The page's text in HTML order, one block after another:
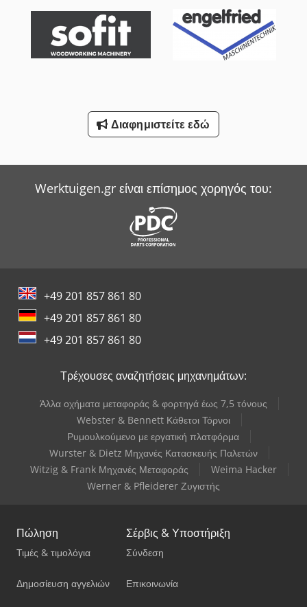
Sack & Kiesselbach Πρέσες Μεταφοράς
Weima Hacker
Witzig & Frank Μηχανές Μεταφοράς
Wurster & Dietz Μηχανές Κατασκευής Παλετών
Yale Picker
Διαφημιστείτε εδώ
Werktuigen.gr είναι επίσημος χορηγός του:
+49 201 857 861 80
+49 201 857 861 80
+49 201 857 861 80
Τρέχουσες αναζητήσεις μηχανημάτων:
Άλλα οχήματα μεταφοράς & φορτηγά έως 7,5 τόνους
Webster & Bennett Κάθετοι Τόρνοι
Ρυμουλκούμενο με εργατική πλατφόρμα
Wurster & Dietz Μηχανές Κατασκευής Παλετών
Witzig & Frank Μηχανές Μεταφοράς
Weima Hacker
Werner & Pfleiderer Ζυγιστής
Πώληση
Τιμές & τιμολόγια
Δημοσίευση αγγελιών
Σέρβις & Υποστήριξη
Σύνδεση
Επικοινωνία